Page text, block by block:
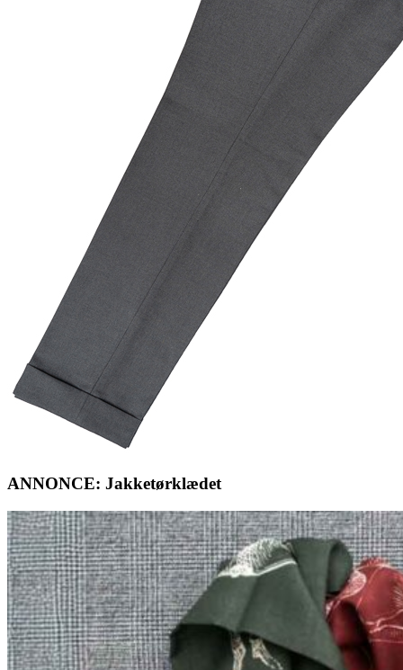
ANNONCE: Jakketørklædet